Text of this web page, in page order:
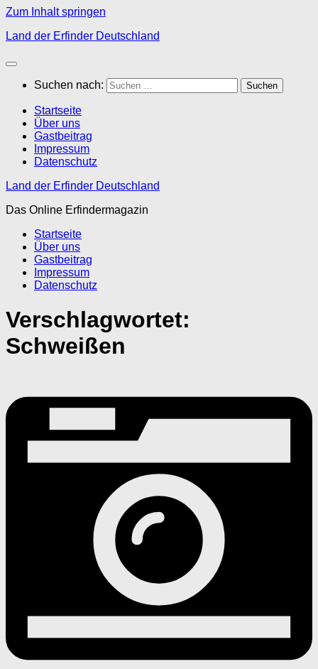
Zum Inhalt springen
Land der Erfinder Deutschland
Suchen nach:
Startseite
Über uns
Gastbeitrag
Impressum
Datenschutz
Land der Erfinder Deutschland
Das Online Erfindermagazin
Startseite
Über uns
Gastbeitrag
Impressum
Datenschutz
Verschlagwortet:
Schweißen